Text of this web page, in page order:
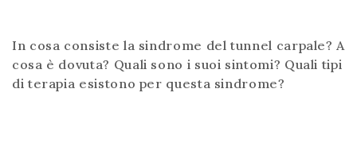
In cosa consiste la sindrome del tunnel carpale? A
cosa è dovuta? Quali sono i suoi sintomi? Quali tipi
di terapia esistono per questa sindrome?